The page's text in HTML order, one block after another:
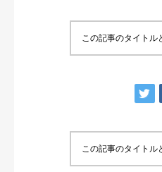
この記事のタイトル
この記事のタイトル